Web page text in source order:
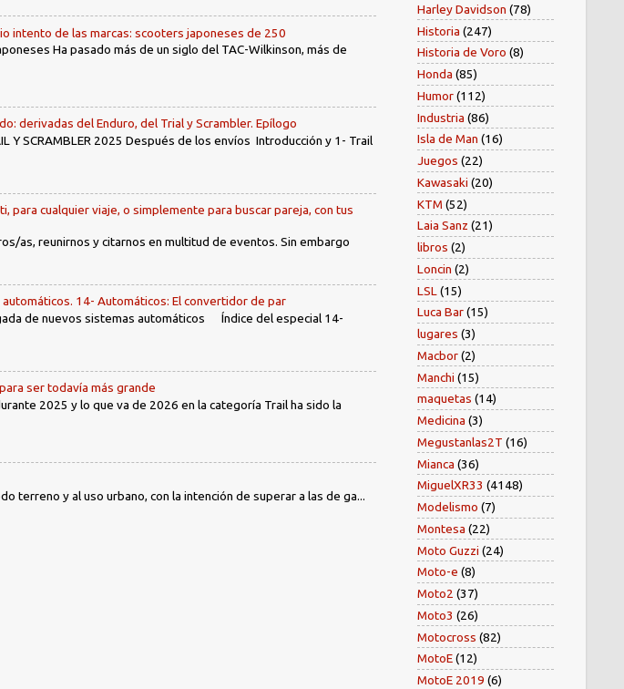
intento de las marcas: scooters japoneses de 250
Ha pasado más de un siglo del TAC-Wilkinson, más de
derivadas del Enduro, del Trial y Scrambler. Epílogo
Y SCRAMBLER 2025 Después de los envíos Introducción y 1- Trail
para cualquier viaje, o simplemente para buscar pareja, con tus
as, reunirnos y citarnos en multitud de eventos. Sin embargo
14- Automáticos: El convertidor de par
de nuevos sistemas automáticos Índice del especial 14-
ser todavía más grande
2025 y lo que va de 2026 en la categoría Trail ha sido la
terreno y al uso urbano, con la intención de superar a las de ga...
Harley Davidson (78)
Historia (247)
Historia de Voro (8)
Honda (85)
Humor(112)
Industria (86)
Isla de Man (16)
Juegos (22)
Kawasaki (20)
KTM (52)
Laia Sanz (21)
libros (2)
Loncin (2)
LSL (15)
Luca Bar(15)
lugares (3)
Macbor(2)
Manchi (15)
maquetas (14)
Medicina (3)
Megustanlas2T (16)
Mianca (36)
MiguelXR33 (4148)
Modelismo (7)
Montesa (22)
Moto Guzzi (24)
Moto-e (8)
Moto2 (37)
Moto3 (26)
Motocross (82)
MotoE(12)
MotoE 2019 (6)